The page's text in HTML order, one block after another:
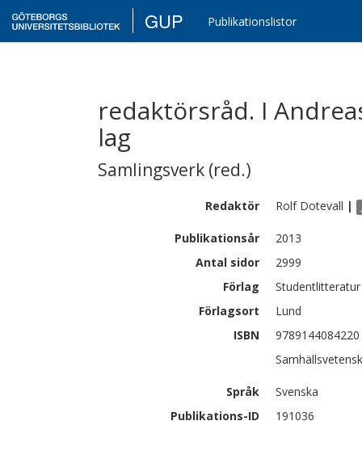
GUP Publikationslistor
redaktörsråd. I
lag
Samlingsverk (red.)
Redaktör Rolf Dotevall |
Publikationsår
2013
Antal sidor
2999
Förlag
Studentlitteratur
Förlagsort
Lund
ISBN
9789144084220
Språk
Svenska
Publikations-ID
191036